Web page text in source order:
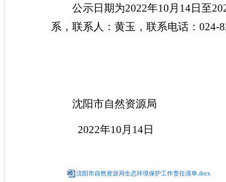
公示日期为2022年10月14日至
系， 联系人： 黄玉 ，联系电话：024-
沈阳市自然资源局
2022年10月 14日
沈阳市自然资源局生态环境保护工作责任清单.docx